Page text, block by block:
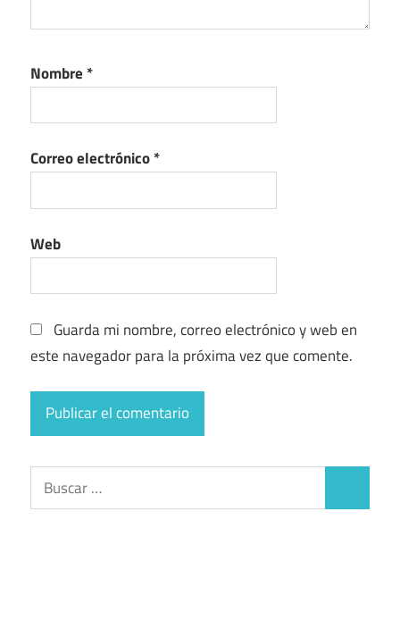
Nombre *
Correo electrónico*
Web
Guarda mi nombre, correo electrónico y web en
este navegador para la próxima vez que comente.
Buscar: